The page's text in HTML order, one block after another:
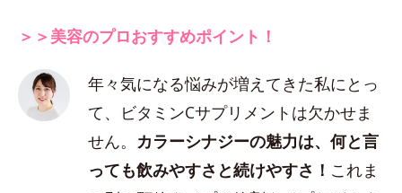
＞＞美容のプロおすすめポイント！
年々気になる悩みが増えてきた私にとっ
て、ビタミンCサプリメントは欠かせま
せん。 カラーシナジーの魅力は、何と言
っても飲みやすさと続けやすさ！ これま